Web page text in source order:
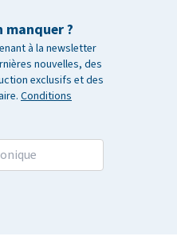
manquer ?
à la newsletter
nouvelles, des
exclusifs et des
Conditions